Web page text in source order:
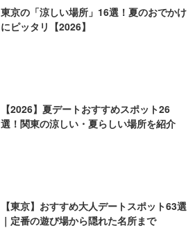
東京の「涼しい場所」16選！夏のおでかけ
にピッタリ【2026】
【2026】夏デートおすすめスポット26
選！関東の涼しい・夏らしい場所を紹介
【東京】おすすめ大人デートスポット63選
｜定番の遊び場から隠れた名所まで